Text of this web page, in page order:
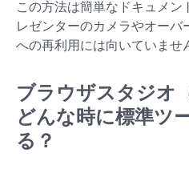
この方法は簡単なドキュメ
レゼンターのカメラやオーバ
への再利用には向いていませ
ブラウザスタジオ
どんな時に標準ツ
る？